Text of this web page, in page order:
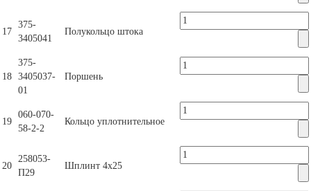
17
375-
3405041
Полукольцо штока
18
375-
3405037-
01
Поршень
19
060-070-
58-2-2
Кольцо уплотнительное
20
258053-
П29
Шплинт 4х25